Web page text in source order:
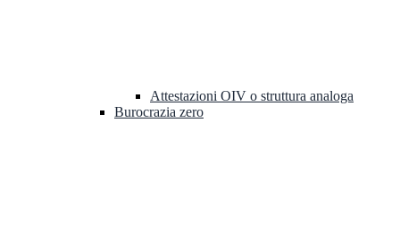
Attestazioni OIV o struttura analoga
Burocrazia zero